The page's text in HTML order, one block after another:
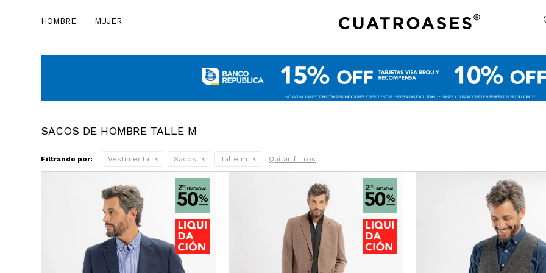
HOMBRE MUJER
SACOS DE HOMBRE TALLE M
Filtrando por: Vestimenta Sacos Talle m Quitar filtros